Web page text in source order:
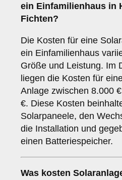
ein Einfamilienhaus in
Fichten?
Die Kosten für eine
ein Einfamilienhaus
Größe und Leistung. Im
liegen die Kosten für
Anlage zwischen 8.000
€. Diese Kosten
Solarpaneele, den
die Installation und
einen Batteriespeicher.
Was kosten